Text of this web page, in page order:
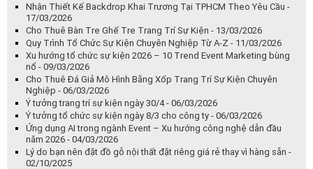
Nhận Thiết Kế Backdrop Khai Trương Tại TPHCM Theo Yêu Cầu -
17/03/2026
Cho Thuê Bàn Tre Ghế Tre Trang Trí Sự Kiện - 13/03/2026
Quy Trình Tổ Chức Sự Kiện Chuyên Nghiệp Từ A-Z - 11/03/2026
Xu hướng tổ chức sự kiện 2026 – 10 Trend Event Marketing bùng
nổ - 09/03/2026
Cho Thuê Đá Giả Mô Hình Bằng Xốp Trang Trí Sự Kiện Chuyên
Nghiệp - 06/03/2026
Ý tưởng trang trí sự kiện ngày 30/4 - 06/03/2026
Ý tưởng tổ chức sự kiện ngày 8/3 cho công ty - 06/03/2026
Ứng dụng AI trong ngành Event – Xu hướng công nghệ dẫn đầu
năm 2026 - 04/03/2026
Lý do bạn nên đặt đồ gỗ nội thất đặt riêng giá rẻ thay vì hàng sẵn -
02/10/2025